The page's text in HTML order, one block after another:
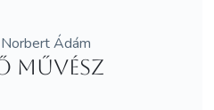
Ádám
művész